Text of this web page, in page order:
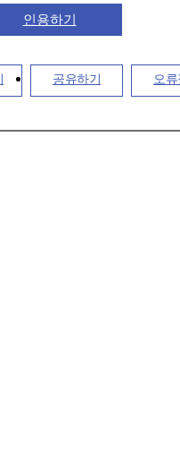
인용하기
공유하기 오